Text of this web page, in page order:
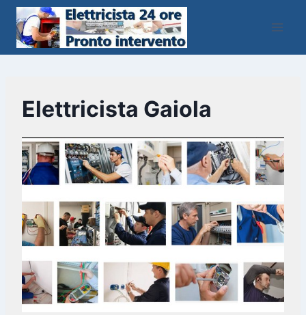
Salta
contenuto
Elettricista Gaiola